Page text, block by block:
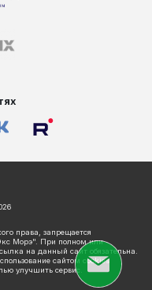
права, запрещается
Морэ". При полном или
на данный сайт обязательна.
сайтом cookies
улучшить сервис.